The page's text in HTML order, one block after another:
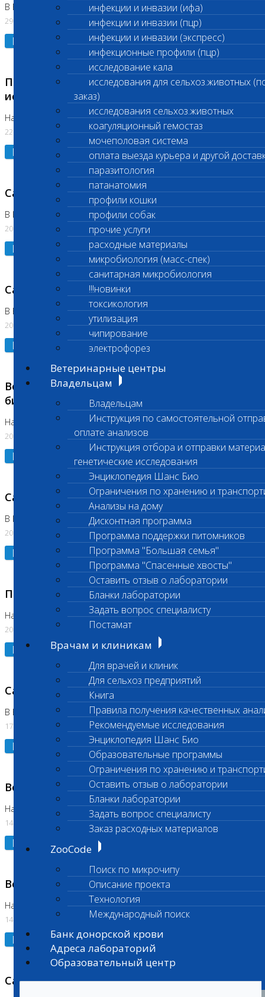
инфекции и инвазии (ифа)
инфекции и инвазии (пцр)
инфекции и инвазии (экспресс)
инфекционные профили (пцр)
исследование кала
исследования для сельхоз.животных
заказ)
исследования сельхоз.животных
коагуляционный гемостаз
мочеполовая система
оплата выезда курьера и другой
паразитология
патанатомия
профили кошки
профили собак
прочие услуги
расходные материалы
микробиология (масс-спек)
санитарная микробиология
!!!новинки
токсикология
утилизация
чипирование
электрофорез
Ветеринарные центры
Владельцам
Владельцам
Инструкция по самостоятельной
оплате анализов
Инструкция отбора и отправки
генетические исследования
Энциклопедия Шанс Био
Ограничения по хранению и
Анализы на дому
Дисконтная программа
Программа поддержки питомников
Программа "Большая семья"
Программа "Спасенные хвосты"
Оставить отзыв о лаборатории
Бланки лаборатории
Задать вопрос специалисту
Постамат
Врачам и клиникам
Для врачей и клиник
Для сельхоз предприятий
Книга
Правила получения качественных
Рекомендуемые исследования
Энциклопедия Шанс Био
Образовательные программы
Ограничения по хранению и
Оставить отзыв о лаборатории
Бланки лаборатории
Задать вопрос специалисту
Заказ расходных материалов
ZooCode
Поиск по микрочипу
Описание проекта
Технология
Международный поиск
Банк донорской крови
Адреса лабораторий
Образовательный центр
В Бутово 29.07.26
29.07.2026
Подробнее
Приостановлено выполнение биохимических
исследований
На Нагорной. Код ( 123,310,309)
22.07.2026
Подробнее
Санитарные дни
В Коломне 24.07.2026 и 28.07.2026
20.07.2026
Подробнее
Санитарный день
В Бутово 21.07.2026
20.07.2026
Подробнее
Возобновлено выполнение срочных
биохимических исследований
На Нагорной
20.07.2026
Подробнее
Санитарный день
В Коломне 20.07.2026
20.07.2026
Подробнее
Приостановлено выполнение исследования
На Нагорной
20.07.2026
Подробнее
Санитарный день
В Бутово
17.07.2026
Подробнее
Возобновлено выполнение исследования
На Нагорной (Код 961, 962)
14.07.2026
Подробнее
Возобновлено выполнение исследования
На Нагорной (Код 157)
14.07.2026
Подробнее
Санитарный день